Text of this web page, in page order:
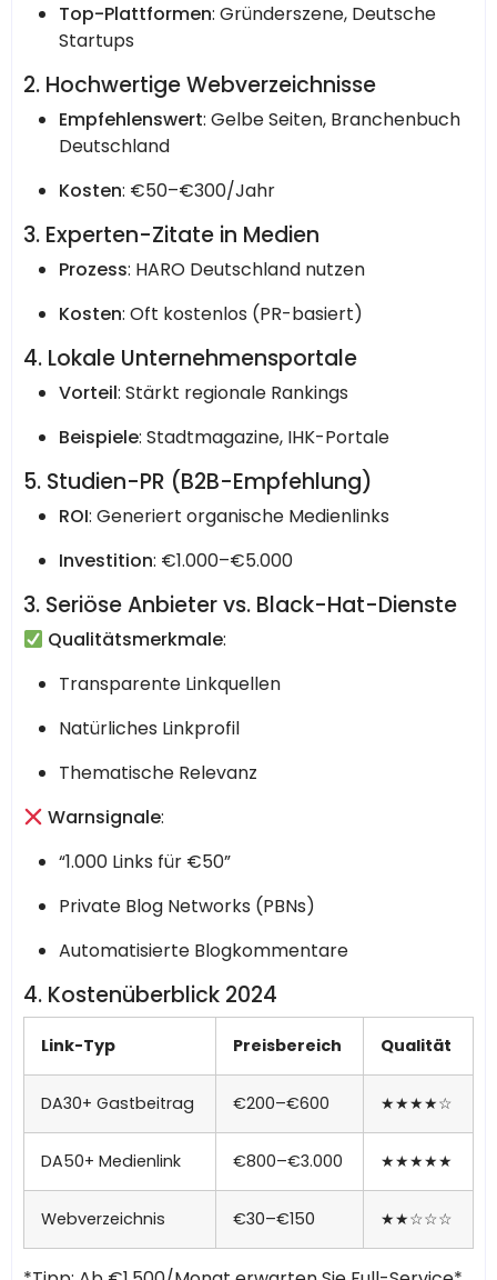
Top-Plattformen: Gründerszene, Deutsche
Startups
2. Hochwertige Webverzeichnisse
Empfehlenswert: Gelbe Seiten, Branchenbuch
Deutschland
Kosten: €50–€300/Jahr
3. Experten-Zitate in Medien
Prozess: HARO Deutschland nutzen
Kosten: Oft kostenlos (PR-basiert)
4. Lokale Unternehmensportale
Vorteil: Stärkt regionale Rankings
Beispiele: Stadtmagazine, IHK-Portale
5. Studien-PR (B2B-Empfehlung)
ROI: Generiert organische Medienlinks
Investition: €1.000–€5.000
3. Seriöse Anbieter vs. Black-Hat-Dienste
Qualitätsmerkmale:
Transparente Linkquellen
Natürliches Linkprofil
Thematische Relevanz
Warnsignale:
“1.000 Links für €50”
Private Blog Networks (PBNs)
Automatisierte Blogkommentare
4. Kostenüberblick 2024
Link-Typ Preisbereich Qualität
DA30+ Gastbeitrag €200–€600 ★★★★☆
DA50+ Medienlink €800–€3.000 ★★★★★
Webverzeichnis €30–€150 ★★☆☆☆